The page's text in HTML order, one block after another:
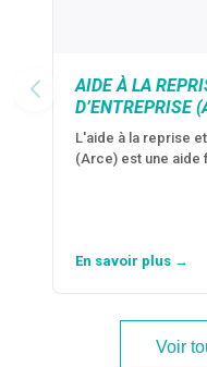
AIDE À LA
D’ENTREPRISE
L'aide à la reprise
(Arce) est une
En savoir plus →
Voir